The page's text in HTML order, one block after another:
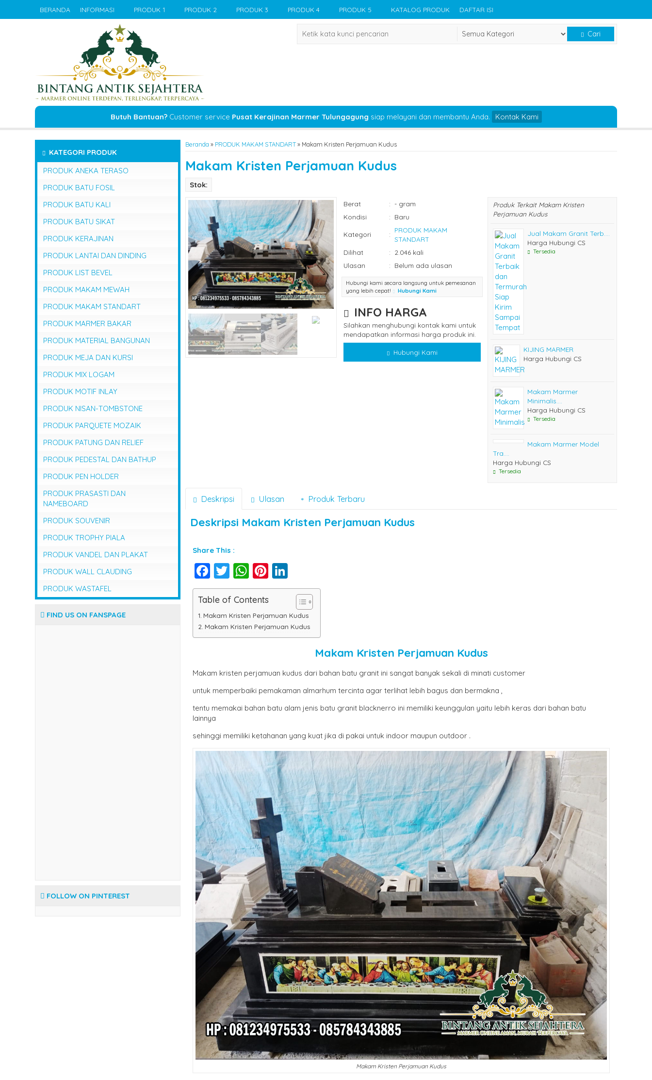
BERANDA INFORMASI PRODUK 1 PRODUK 2 PRODUK 3 PRODUK 4 PRODUK 5 KATALOG PRODUK DAFTAR ISI
Cari
Butuh Bantuan?Customer service Pusat Kerajinan Marmer Tulungagung siap melayani dan membantu Anda. Kontak Kami
Beranda » PRODUK MAKAM STANDART» Makam Kristen Perjamuan Kudus
Makam Kristen Perjamuan Kudus
Stok:
Berat : - gram
Kondisi
: Baru
Kategori :
PRODUK MAKAM
STANDART
Dilihat
: 2.046 kali
Ulasan
: Belum ada ulasan
Hubungi kami secara langsung untuk pemesanan
yang lebih cepat!
Hubungi Kami
INFO HARGA
Silahkan menghubungi kontak kami untuk
mendapatkan informasi harga produk ini.
Hubungi Kami
Produk Terkait Makam Kristen
Perjamuan Kudus
Jual Makam Granit Terb....
Harga Hubungi CS
Tersedia
KIJING MARMER
Harga Hubungi CS
Makam Marmer
Minimalis....
Harga Hubungi CS
Tersedia
Makam Marmer Model
Tra....
Harga Hubungi CS
Tersedia
Deskripsi Ulasan Produk Terbaru
Deskripsi Makam Kristen Perjamuan Kudus
Share This :
Facebook
Twitter
WhatsApp
Pinterest
Table of Contents
Makam Kristen Perjamuan Kudus
Makam Kristen Perjamuan Kudus
Makam Kristen Perjamuan Kudus
Makam kristen perjamuan kudus dari bahan batu granit ini sangat banyak sekali di minati customer
untuk memperbaiki pemakaman almarhum tercinta agar terlihat lebih bagus dan bermakna ,
tentu memakai bahan batu alam jenis batu granit blacknerro ini memiliki keunggulan yaitu lebih keras dari bahan batu
lainnya
sehinggi memiliki ketahanan yang kuat jika di pakai untuk indoor maupun outdoor .
Makam Kristen Perjamuan Kudus
KATEGORI PRODUK
PRODUK ANEKA TERASO
PRODUK BATU FOSIL
PRODUK BATU KALI
PRODUK BATU SIKAT
PRODUK KERAJINAN
PRODUK LANTAI DAN DINDING
PRODUK LIST BEVEL
PRODUK MAKAM MEWAH
PRODUK MAKAM STANDART
PRODUK MARMER BAKAR
PRODUK MATERIAL BANGUNAN
PRODUK MEJA DAN KURSI
PRODUK MIX LOGAM
PRODUK MOTIF INLAY
PRODUK NISAN-TOMBSTONE
PRODUK PARQUETE MOZAIK
PRODUK PATUNG DAN RELIEF
PRODUK PEDESTAL DAN BATHUP
PRODUK PEN HOLDER
PRODUK PRASASTI DAN
NAMEBOARD
PRODUK SOUVENIR
PRODUK TROPHY PIALA
PRODUK VANDEL DAN PLAKAT
PRODUK WALL CLAUDING
PRODUK WASTAFEL
FIND US ON FANSPAGE
FOLLOW ON PINTEREST